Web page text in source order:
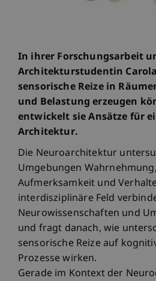
In ihrer Forschungsarbeit
Architekturstudentin
sensorische Reize in
und Belastung erzeugen
entwickelt sie Ansätze für
Architektur.
Die Neuroarchitektur
Umgebungen
Aufmerksamkeit und
interdisziplinäre Feld
Neurowissenschaften und
und fragt danach, wie
sensorische Reize auf
Prozesse wirken.
Gerade im Kontext der